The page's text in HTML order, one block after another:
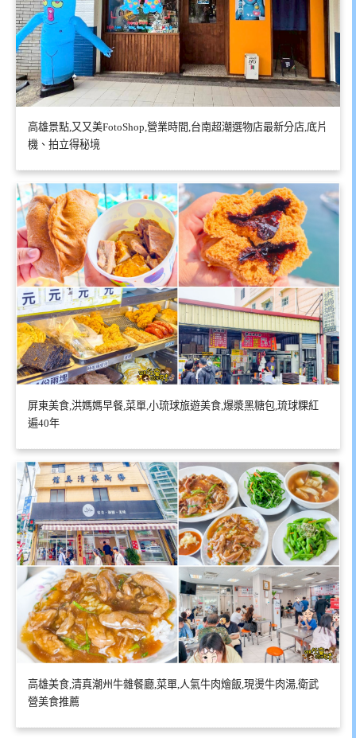
高雄景點,又又美FotoShop,營業時間,台南超潮選物店最新分店,底片
機、拍立得秘境
屏東美食,洪媽媽早餐,菜單,小琉球旅遊美食,爆漿黑糖包,琉球粿紅
遍40年
高雄美食,清真潮州牛雜餐廳,菜單,人氣牛肉燴飯,現燙牛肉湯,衛武
營美食推薦